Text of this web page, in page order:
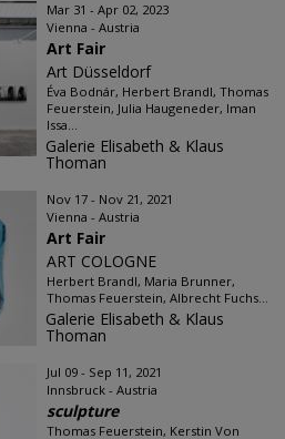
Mar 31 - Apr 02, 2023
Vienna - Austria
Art Fair
Art Düsseldorf
Éva Bodnár, Herbert Brandl, Thomas
Feuerstein, Julia Haugeneder, Iman
Issa...
Galerie Elisabeth & Klaus
Thoman
Nov 17 - Nov 21, 2021
Vienna - Austria
Art Fair
ART COLOGNE
Herbert Brandl, Maria Brunner,
Thomas Feuerstein, Albrecht Fuchs...
Galerie Elisabeth & Klaus
Thoman
Jul 09 - Sep 11, 2021
Innsbruck - Austria
sculpture
Thomas Feuerstein, Kerstin Von